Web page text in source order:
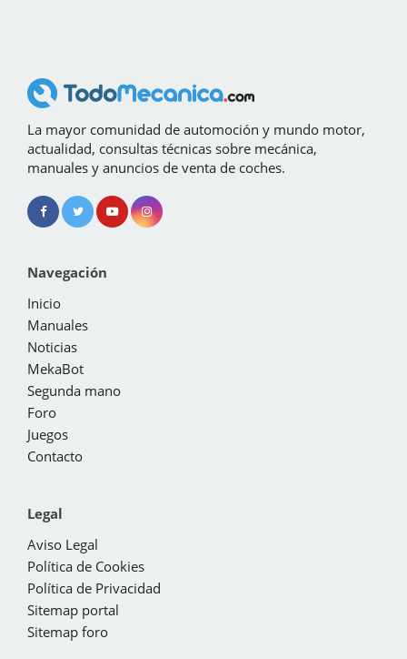
La mayor comunidad de automoción y mundo motor,
actualidad, consultas técnicas sobre mecánica,
manuales y anuncios de venta de coches.
Navegación
Inicio
Manuales
Noticias
MekaBot
Segunda mano
Foro
Juegos
Contacto
Legal
Aviso Legal
Política de Cookies
Política de Privacidad
Sitemap portal
Sitemap foro